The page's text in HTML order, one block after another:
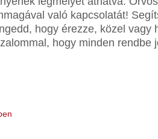
való kapcsolatát!
hogy érezze, közel vagy
hogy minden rendbe